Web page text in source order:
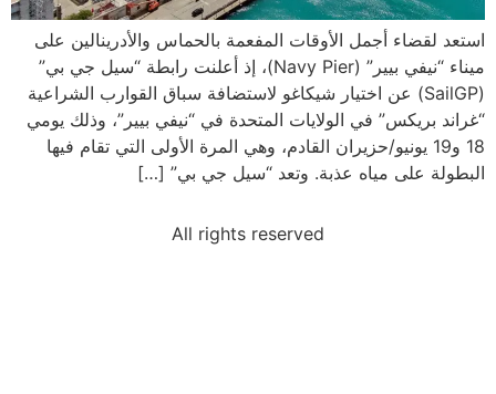
استعد لقضاء أجمل الأوقات المفعمة بالحماس والأدرينالين على
ميناء “نيفي بيير” (Navy Pier)، إذ أعلنت رابطة “سيل جي بي”
(SailGP) عن اختيار شيكاغو لاستضافة سباق القوارب الشراعية
“غراند بريكس” في الولايات المتحدة في “نيفي بيير”، وذلك يومي
18 و19 يونيو/حزيران القادم، وهي المرة الأولى التي تقام فيها
البطولة على مياه عذبة. وتعد “سيل جي بي” […]
All rights reserved